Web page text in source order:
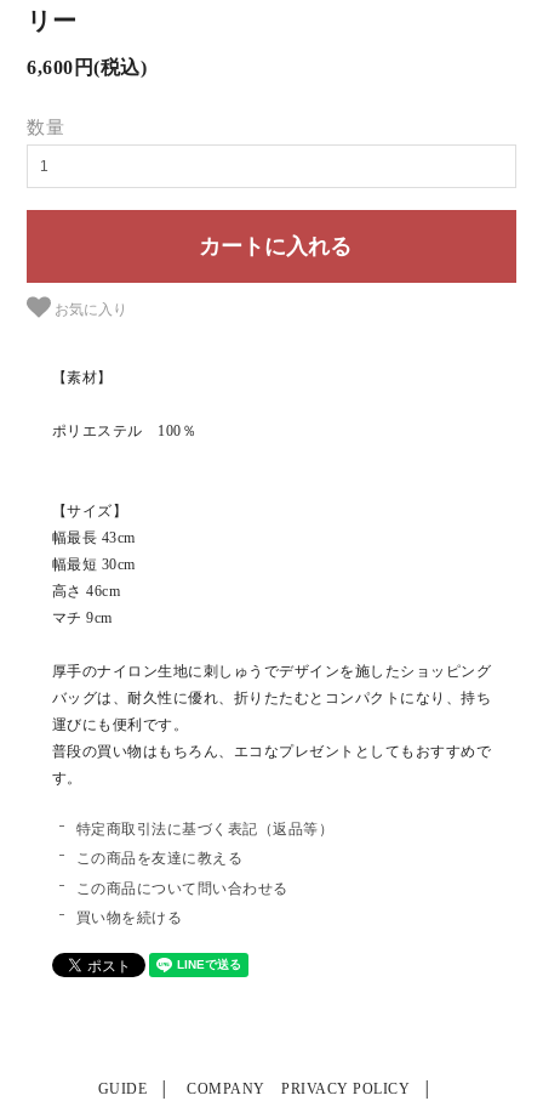
リー
6,600円(税込)
数量
お気に入り
【素材】
ポリエステル 100％
【サイズ】
幅最長 43cm
幅最短 30cm
高さ 46cm
マチ 9cm
厚手のナイロン生地に刺しゅうでデザインを施したショッピング
バッグは、耐久性に優れ、折りたたむとコンパクトになり、持ち
運びにも便利です。
普段の買い物はもちろん、エコなプレゼントとしてもおすすめで
す。
特定商取引法に基づく表記（返品等）
この商品を友達に教える
この商品について問い合わせる
買い物を続ける
GUIDE COMPANY PRIVACY POLICY